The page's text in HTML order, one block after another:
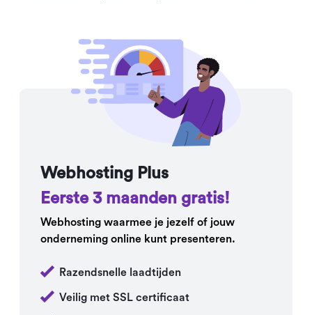
Webhosting Plus
Eerste 3 maanden gratis!
Webhosting waarmee je jezelf of jouw
onderneming online kunt presenteren.
Razendsnelle laadtijden
Veilig met SSL certificaat